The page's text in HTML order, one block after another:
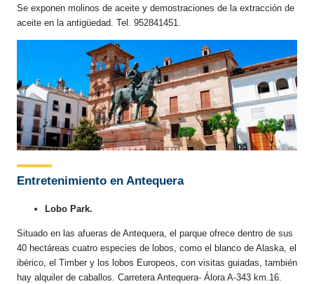
Se exponen molinos de aceite y demostraciones de la extracción de
aceite en la antigüedad. Tel. 952841451.
Entretenimiento en Antequera
Lobo Park.
Situado en las afueras de Antequera, el parque ofrece dentro de sus
40 hectáreas cuatro especies de lobos, como el blanco de Alaska, el
ibérico, el Timber y los lobos Europeos, con visitas guiadas, también
hay alquiler de caballos. Carretera Antequera- Álora A-343 km.16.